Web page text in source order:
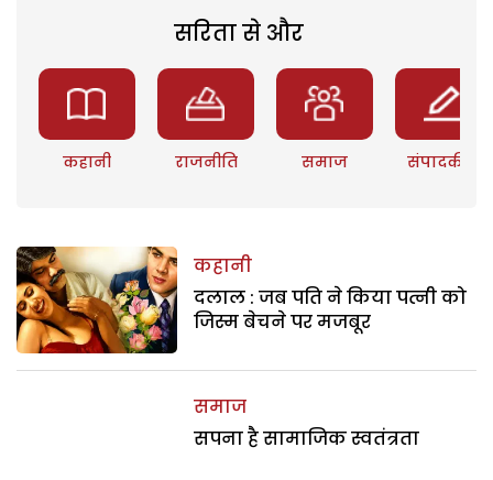
सरिता से और
कहानी राजनीति समाज संपादकीय
कहानी
दलाल : जब पति ने किया पत्नी को
जिस्म बेचने पर मजबूर
समाज
सपना है सामाजिक स्वतंत्रता